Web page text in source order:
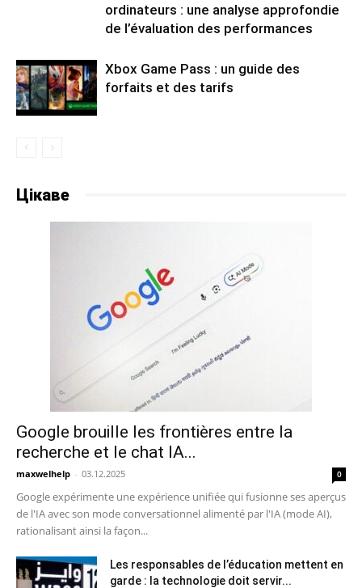
ordinateurs : une analyse approfondie
de l’évaluation des performances
Xbox Game Pass : un guide des
forfaits et des tarifs
Цікаве
Google brouille les frontières entre la
recherche et le chat IA...
maxwelhelp - 03.12.2025 0
Google expérimente une expérience unifiée qui fusionne ses aperçus
de l'IA avec son mode conversationnel alimenté par l'IA (mode AI),
rationalisant ainsi la façon...
Les responsables de l’éducation mettent en
garde : la technologie doit servir...